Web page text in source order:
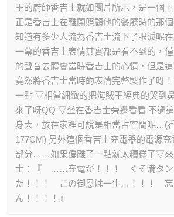
王的廚師香吉士就如圖片所示，是一個
正是香吉士在離開照顧他的餐廳時的那
知道有多少人流為香吉士流下了眼淚呢
一幕的香吉士表情其實都是看不到的，
的聲音去體會當時香吉士的心情，但是
竟然將香吉士當時的表情完整製作了呀
一點 ▽相當細緻的把海賊王經典的哭到
來了呀QQ ▽坐在香吉士旁邊看看 不過
身大，放在家裡可說是相當占空間呢…(
177CM) 另外這個香吉士充電器的電源
部分……如果偏離了一點就太糟糕了▽來
士：『 ……充電が！！！ くそ満タン
た！！！ この御恩は一生…！！！ 忘
ん！！！！』